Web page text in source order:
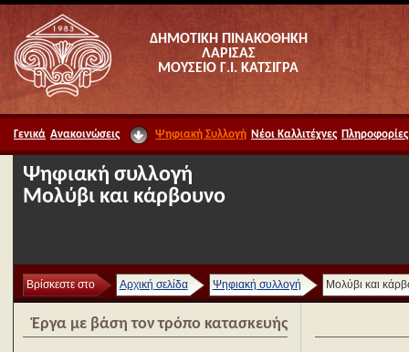
ΔΗΜΟΤΙΚΗ ΠΙΝΑΚΟΘΗΚΗ
ΛΑΡΙΣΑΣ
ΜΟΥΣΕΙΟ Γ.Ι. ΚΑΤΣΙΓΡΑ
Γενικά Ανακοινώσεις Ψηφιακή Συλλογή Νέοι Καλλιτέχνες Πληροφορίες
Ψηφιακή συλλογή
Μολύβι και κάρβουνο
Βρίσκεστε στο Αρχική σελίδα Ψηφιακή συλλογή Μολύβι και
Έργα με βάση τον τρόπο κατασκευής